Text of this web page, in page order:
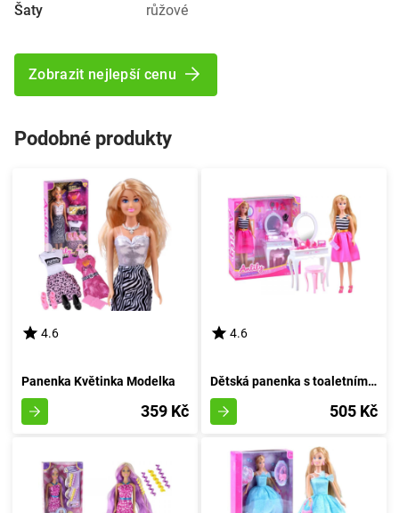
Šaty růžové
Zobrazit nejlepší cenu
Podobné produkty
4.6
Panenka Květinka Modelka
359 Kč
4.6
Dětská panenka s toaletním stolečkem Lily
505 Kč